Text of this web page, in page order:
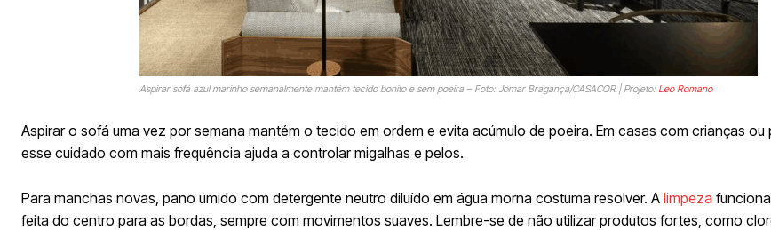
Aspirar sofá azul marinho semanalmente mantém tecido bonito e sem poeira – Foto: Jomar Bragança/CASACOR | Projeto: Leo Romano
Aspirar o sofá uma vez por semana mantém o tecido em ordem e evita acúmulo de poeira. Em casas com crianças ou
esse cuidado com mais frequência ajuda a controlar migalhas e pelos.
Para manchas novas, pano úmido com detergente neutro diluído em água morna costuma resolver. A limpeza
feita do centro para as bordas, sempre com movimentos suaves. Lembre-se de não utilizar produtos fortes, como